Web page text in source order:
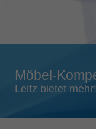
Möbel-
Leitz bietet mehr!